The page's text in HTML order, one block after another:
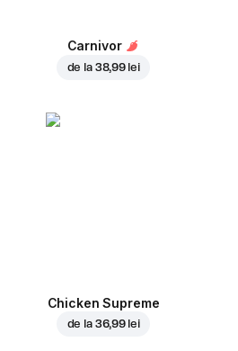
Carnivor
de la 38,99 lei
Chicken Supreme
de la 36,99 lei